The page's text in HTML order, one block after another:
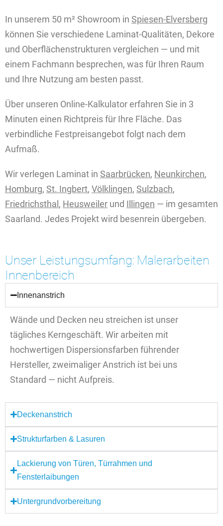
In unserem 50 m² Showroom in Spiesen-Elversberg
können Sie verschiedene Laminat-Qualitäten, Dekore
und Oberflächenstrukturen vergleichen — und mit
einem Fachmann besprechen, was für Ihren Raum
und Ihre Nutzung am besten passt.
Über unseren Online-Kalkulator erfahren Sie in 3
Minuten einen Richtpreis für Ihre Fläche. Das
verbindliche Festpreisangebot folgt nach dem
Aufmaß.
Wir verlegen Laminat in Saarbrücken, Neunkirchen,
Homburg, St. Ingbert, Völklingen, Sulzbach,
Friedrichsthal, Heusweiler und Illingen — im gesamten
Saarland. Jedes Projekt wird besenrein übergeben.
Unser Leistungsumfang: Malerarbeiten
Innenbereich
Innenanstrich
Wände und Decken neu streichen ist unser
tägliches Kerngeschäft. Wir arbeiten mit
hochwertigen Dispersionsfarben führender
Hersteller, zweimaliger Anstrich ist bei uns
Standard — nicht Aufpreis.
Deckenanstrich
Strukturfarben & Lasuren
Lackierung von Türen, Türrahmen und
Fensterlaibungen
Untergrundvorbereitung